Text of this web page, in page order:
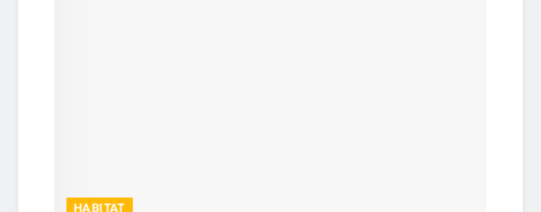
HABITAT